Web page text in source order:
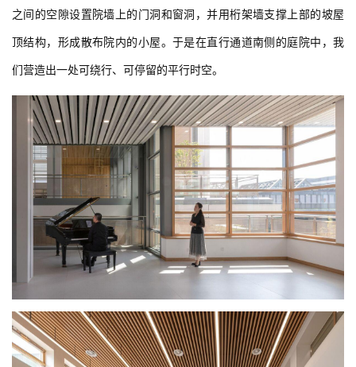
们营造出一处可绕行、可停留的平行时空。